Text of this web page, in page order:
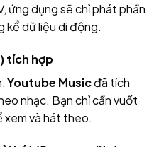
ứng dụng sẽ chỉ phát phần
kể dữ liệu di động.
tích hợp
Youtube Musicđã tích
nhạc. Bạn chỉ cần vuốt
xem và hát theo.